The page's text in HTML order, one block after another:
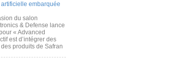
embarquée
du salon
& Defense lance
« Advanced
est d’intégrer des
produits de Safran